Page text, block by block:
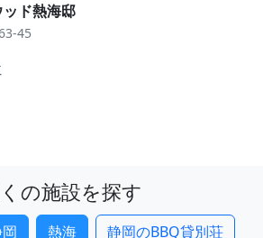
ド熱海邸
45
の施設を探す
熱海 静岡のBBQ貸別荘